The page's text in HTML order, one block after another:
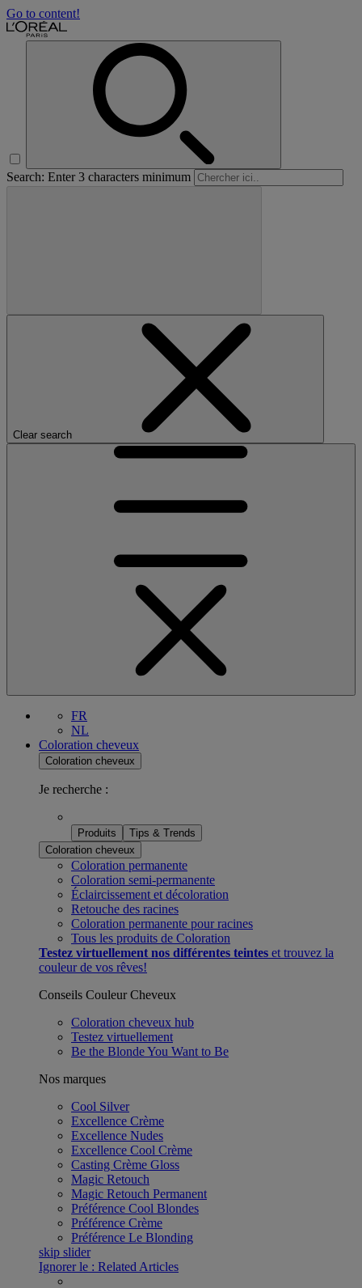
Go to content!
Search: Enter 3 characters minimum
Clear search
FR
NL
Coloration cheveux
Coloration cheveux
Je recherche :
Produits
Tips & Trends
Coloration cheveux
Coloration permanente
Coloration semi-permanente
Éclaircissement et décoloration
Retouche des racines
Coloration permanente pour racines​
Tous les produits de Coloration
Testez virtuellement nos différentes teintes et trouvez la
couleur de vos rêves!
Conseils Couleur Cheveux
Coloration cheveux hub
Testez virtuellement
Be the Blonde You Want to Be
Nos marques
Cool Silver
Excellence Crème
Excellence Nudes
Excellence Cool Crème
Casting Crème Gloss
Magic Retouch
Magic Retouch​ Permanent
Préférence Cool Blondes
Préférence Crème
Préférence Le Blonding
skip slider
Ignorer le : Related Articles